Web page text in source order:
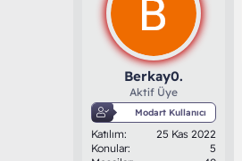
Berkay0.
Aktif Üye
Modart Kullanıcı
Katılım
25 Kas 2022
Konular
5